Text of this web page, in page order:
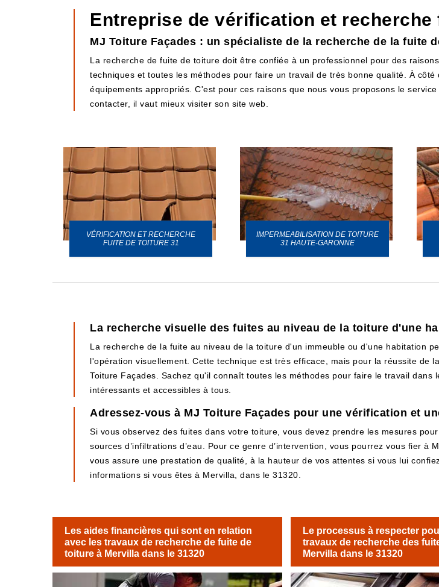
Entreprise de vérification et
MJ Toiture Façades : un spécialiste de la recherche de la fuite
La recherche de fuite de toiture doit être confiée à un professionnel pour des
techniques et toutes les méthodes pour faire un travail de très bonne qualité. À
équipements appropriés. C'est pour ces raisons que nous vous proposons le
contacter, il vaut mieux visiter son site web.
VÉRIFICATION ET RECHERCHE
FUITE DE TOITURE 31
IMPERMEABILISATION DE TOITURE
31 HAUTE-GARONNE
La recherche visuelle des fuites au niveau de la toiture d'une
La recherche de la fuite au niveau de la toiture d'un immeuble ou d'une habitation
l'opération visuellement. Cette technique est très efficace, mais pour la réussite de
Toiture Façades. Sachez qu'il connaît toutes les méthodes pour faire le travail
intéressants et accessibles à tous.
Adressez-vous à MJ Toiture Façades pour une vérification et
Si vous observez des fuites dans votre toiture, vous devez prendre les mesures
sources d’infiltrations d’eau. Pour ce genre d’intervention, vous pourrez vous fier
vous assure une prestation de qualité, à la hauteur de vos attentes si vous lui
informations si vous êtes à Mervilla, dans le 31320.
Les aides financières qui sont en relation
avec les travaux de recherche de fuite de
toiture à Mervilla dans le 31320
Le processus à respecter
travaux de recherche des
Mervilla dans le 31320